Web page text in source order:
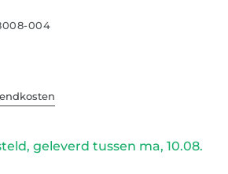
004
geleverd tussen ma, 10.08.